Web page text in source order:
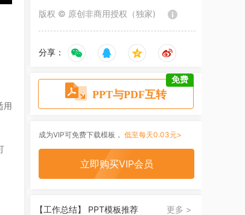
用
版权 © 原创非商用授权（独家)
分享：
PPT与PDF互转
免费
成为VIP可免费下载模板， 低至每天0.03元>
立即购买VIP会员
【工作总结】 PPT模板推荐 更多 >